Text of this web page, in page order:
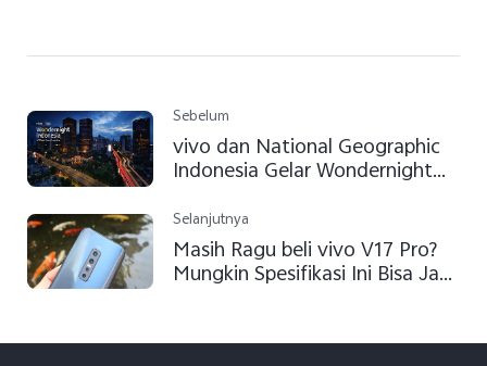
Sebelum
vivo dan National Geographic
Indonesia Gelar Wondernight
Competition
Selanjutnya
Masih Ragu beli vivo V17 Pro?
Mungkin Spesifikasi Ini Bisa Jadi